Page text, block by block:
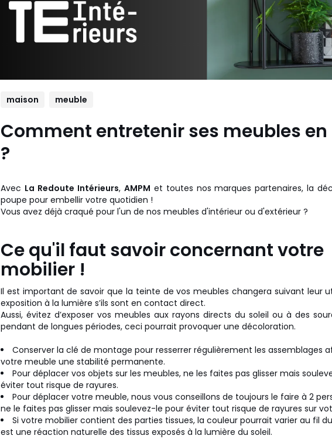
maison meuble
Comment entretenir ses meubles
?
Avec La Redoute Intérieurs, AMPM et toutes nos marques partenaires, la
poupe pour embellir votre quotidien !
Vous avez déjà craqué pour l'un de nos meubles d'intérieur ou d'extérieur ?
Ce qu'il faut savoir concernant votre
mobilier !
Il est important de savoir que la teinte de vos meubles changera suivant leur
exposition à la lumière s’ils sont en contact direct.
Aussi, évitez d’exposer vos meubles aux rayons directs du soleil ou à des
pendant de longues périodes, ceci pourrait provoquer une décoloration.
Conserver la clé de montage pour resserrer régulièrement les assemblages
votre meuble une stabilité permanente.
Pour déplacer vos objets sur les meubles, ne les faites pas glisser mais
éviter tout risque de rayures.
Pour déplacer votre meuble, nous vous conseillons de toujours le faire à 2
ne le faites pas glisser mais soulevez-le pour éviter tout risque de rayures sur
Si votre mobilier contient des parties tissues, la couleur pourrait varier au fil
est une réaction naturelle des tissus exposés à la lumière du soleil.